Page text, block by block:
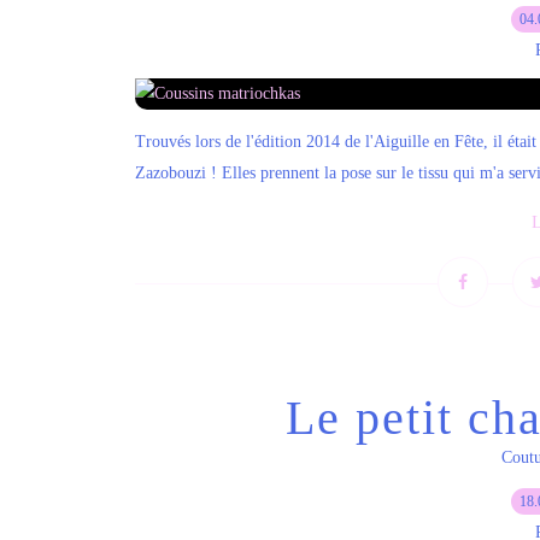
Trouvés lors de l'édition 2014 de l'Aiguille en Fête, il était
Zazobouzi ! Elles prennent la pose sur le tissu qui m'a
Le petit